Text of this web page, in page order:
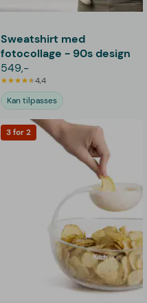
Sweatshirt med
fotocollage - 90s design
549,-
4,4
Kan tilpasses
3 for 2